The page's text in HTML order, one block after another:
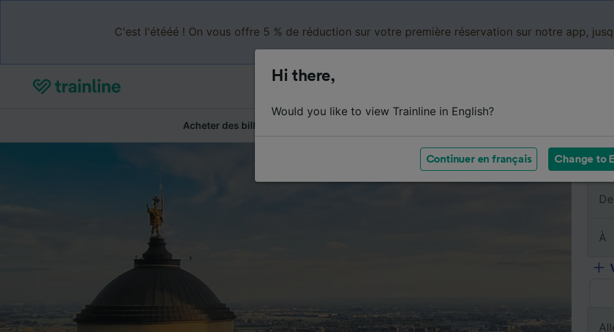
C'est l'étééé ! On vous offre 5 % de réduction sur votre première réservation sur notre app,
Acheter des billets
De
À
Hi there,
Would you like to view Trainline in English?
Continuer en français Change to